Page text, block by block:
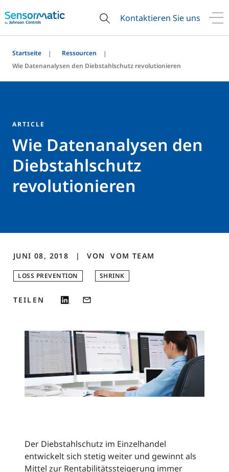
Kontaktieren Sie uns
Startseite
Ressourcen
Wie Datenanalysen den Diebstahlschutz revolutionieren
ARTICLE
Wie Datenanalysen den
Diebstahlschutz
revolutionieren
JUNI 08, 2018 VON VOM TEAM
LOSS PREVENTION SHRINK
TEILEN
Der Diebstahlschutz im Einzelhandel
entwickelt sich stetig weiter und gewinnt als
Mittel zur Rentabilitätssteigerung immer